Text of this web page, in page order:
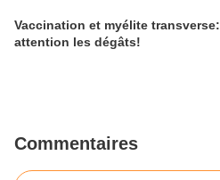
Vaccination et myélite transverse:
attention les dégâts!
Commentaires